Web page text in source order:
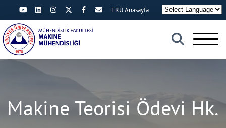
×
ERÜ Anasayfa
Makine Teorisi Ödevi Hk.